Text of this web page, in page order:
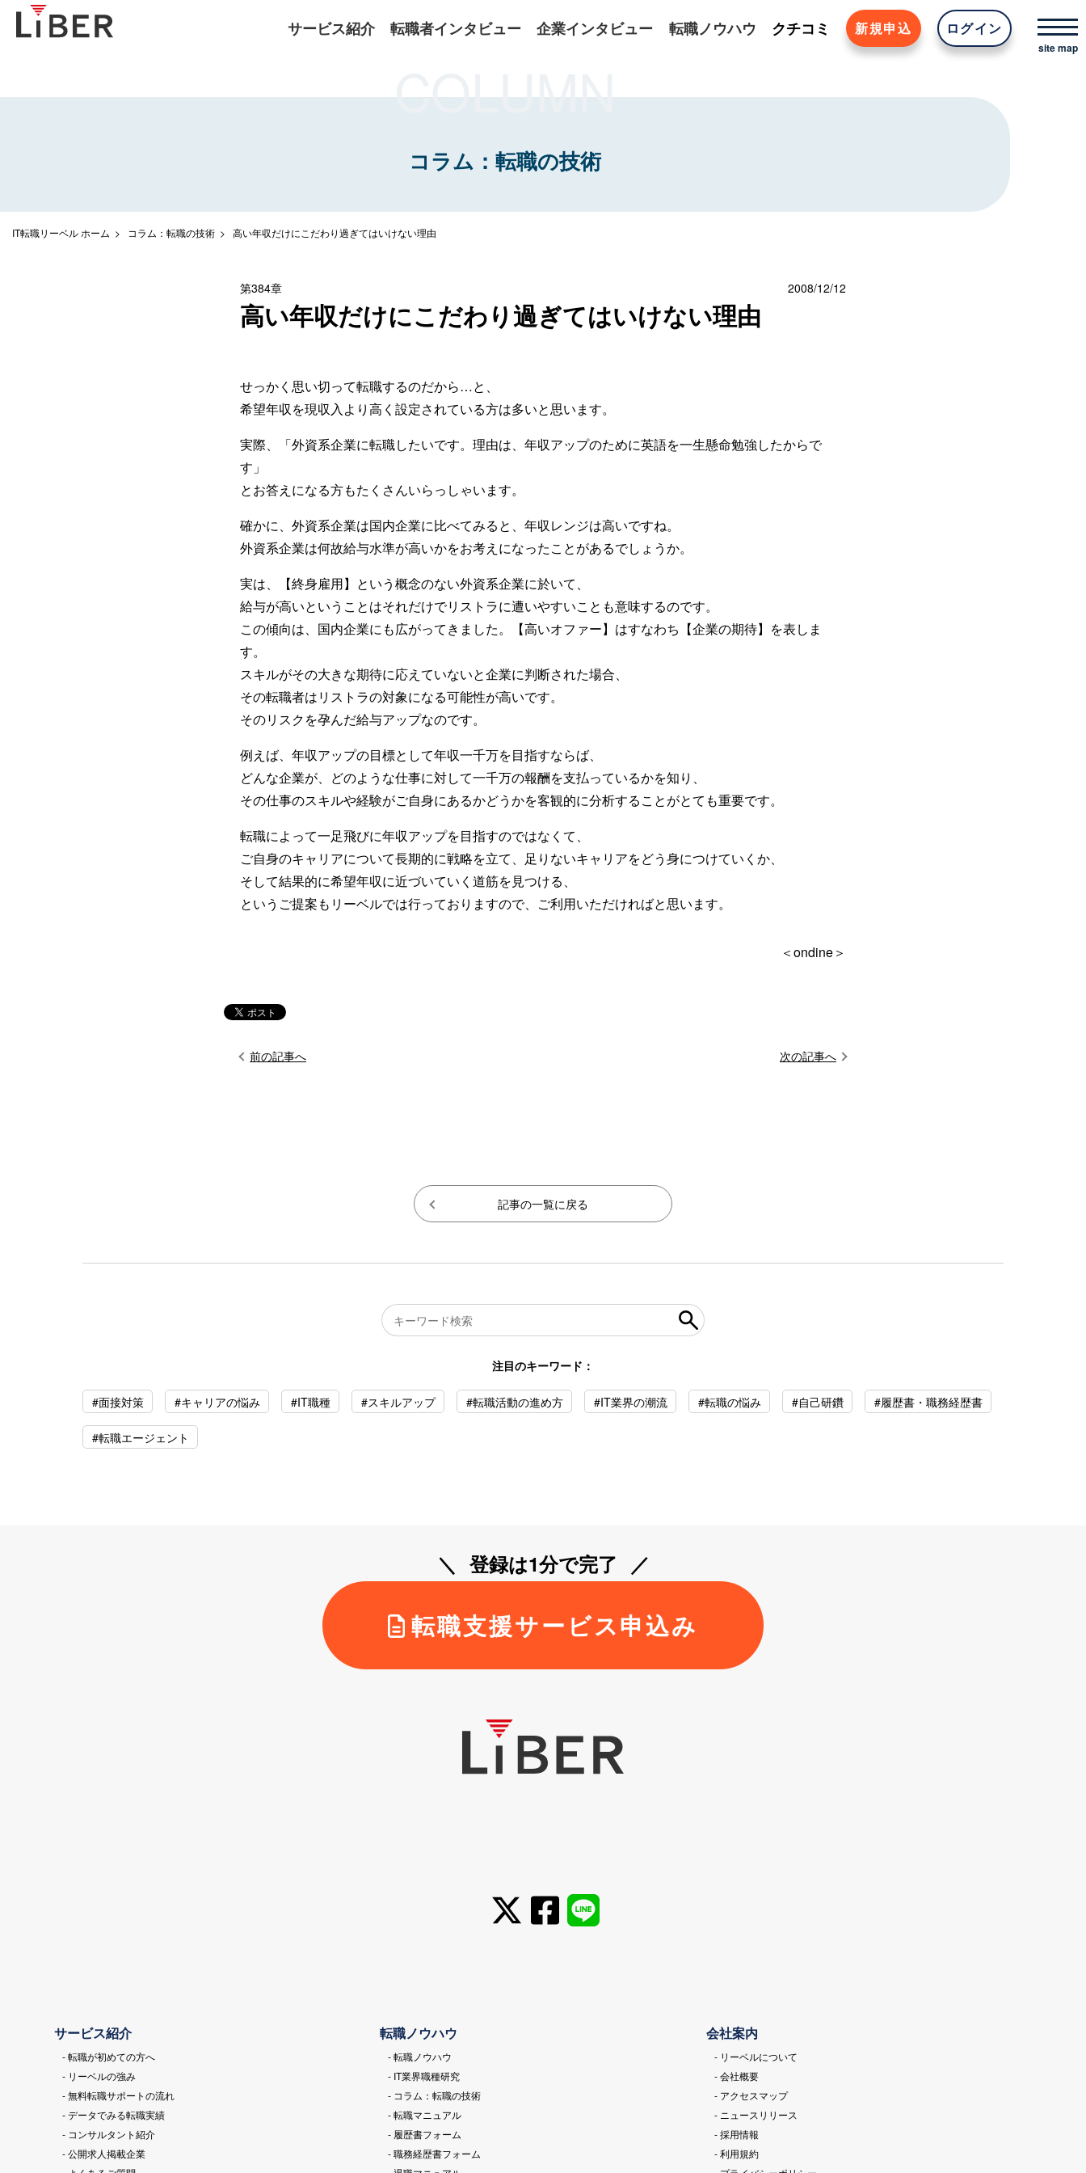
サービス紹介 転職者インタビュー 企業インタビュー 転職ノウハウ クチコミ 新規申込 ログイン
COLUMN
コラム：転職の技術
IT転職リーベル ホーム コラム：転職の技術 高い年収だけにこだわり過ぎてはいけない理由
第384章 2008/12/12
高い年収だけにこだわり過ぎてはいけない理由
せっかく思い切って転職するのだから…と、
希望年収を現収入より高く設定されている方は多いと思います。
実際、「外資系企業に転職したいです。理由は、年収アップのために英語を一生懸命勉強したからで
す」
とお答えになる方もたくさんいらっしゃいます。
確かに、外資系企業は国内企業に比べてみると、年収レンジは高いですね。
外資系企業は何故給与水準が高いかをお考えになったことがあるでしょうか。
実は、【終身雇用】という概念のない外資系企業に於いて、
給与が高いということはそれだけでリストラに遭いやすいことも意味するのです。
この傾向は、国内企業にも広がってきました。【高いオファー】はすなわち【企業の期待】を表しま
す。
スキルがその大きな期待に応えていないと企業に判断された場合、
その転職者はリストラの対象になる可能性が高いです。
そのリスクを孕んだ給与アップなのです。
例えば、年収アップの目標として年収一千万を目指すならば、
どんな企業が、どのような仕事に対して一千万の報酬を支払っているかを知り、
その仕事のスキルや経験がご自身にあるかどうかを客観的に分析することがとても重要です。
転職によって一足飛びに年収アップを目指すのではなくて、
ご自身のキャリアについて長期的に戦略を立て、足りないキャリアをどう身につけていくか、
そして結果的に希望年収に近づいていく道筋を見つける、
というご提案もリーベルでは行っておりますので、ご利用いただければと思います。
＜ondine＞
前の記事へ 次の記事へ
記事の一覧に戻る
注目のキーワード：
#面接対策 #キャリアの悩み #IT職種 #スキルアップ #転職活動の進め方 #IT業界の潮流 #転職の悩み #自己研鑽 #履歴書・職務経歴書
#転職エージェント
登録は1分で完了
転職支援サービス申込み
サービス紹介
- 転職が初めての方へ
- リーベルの強み
- 無料転職サポートの流れ
- データでみる転職実績
- コンサルタント紹介
- 公開求人掲載企業
転職ノウハウ
- 転職ノウハウ
- IT業界職種研究
- コラム：転職の技術
- 転職マニュアル
- 履歴書フォーム
- 職務経歴書フォーム
会社案内
- リーベルについて
- 会社概要
- アクセスマップ
- ニュースリリース
- 採用情報
- 利用規約